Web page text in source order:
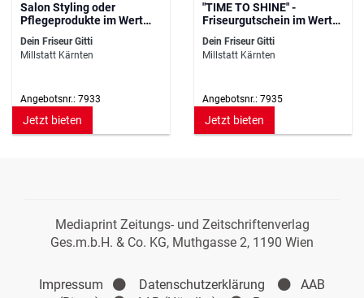
Salon Styling oder
Pflegeprodukte im Wert
von 100,--
Dein Friseur Gitti
Millstatt Kärnten
Angebotsnr.: 7933
Jetzt bieten
"TIME TO SHINE" -
Friseurgutschein im Wert
von 100,--
Dein Friseur Gitti
Millstatt Kärnten
Angebotsnr.: 7935
Jetzt bieten
Mediaprint Zeitungs- und Zeitschriftenverlag
Ges.m.b.H. & Co. KG, Muthgasse 2, 1190 Wien
Impressum Datenschutzerklärung
AAB